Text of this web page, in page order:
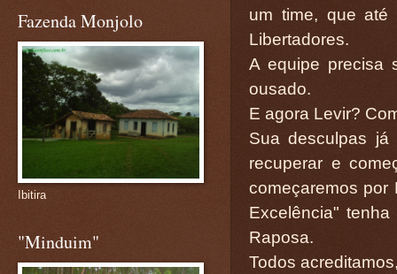
um time, que até
Libertadores.
A equipe precisa
ousado.
E agora Levir?
Sua desculpas
recuperar e
começaremos por
Excelência"
Raposa.
Todos
Fazenda Monjolo
Ibitira
"Minduim"